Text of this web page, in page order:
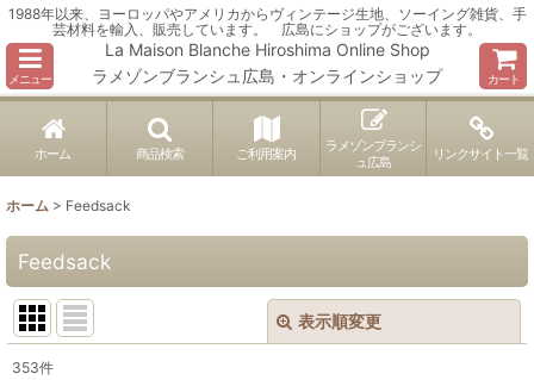
1988年以来、ヨーロッパやアメリカからヴィンテージ生地、ソーイング雑貨、手
芸材料を輸入、販売しています。 広島にショップがございます。
メニュー
La Maison Blanche Hiroshima Online Shop
ラメゾンブランシュ広島・オンラインショップ
カート
ホーム 商品検索 ご利用案内
ラメゾンブランシ
ュ広島
リンクサイト一覧
ホーム > Feedsack
Feedsack
表示順変更
353件